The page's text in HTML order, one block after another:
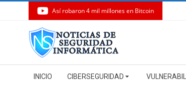
Así robaron 4 mil millones en Bitcoin
Navigation
INICIO CIBERSEGURIDAD